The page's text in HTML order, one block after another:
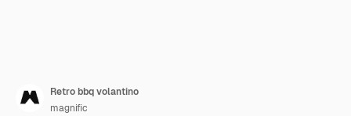
Retro bbq volantino
magnific